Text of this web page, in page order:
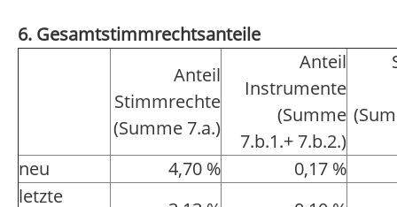
6. Gesamtstimmrechtsanteile
Anteil
Stimmrechte
(Summe 7.a.)
Anteil
Instrumente
(Summe
7.b.1.+ 7.b.2.)
neu 4,70 %
0,17 %
letzte